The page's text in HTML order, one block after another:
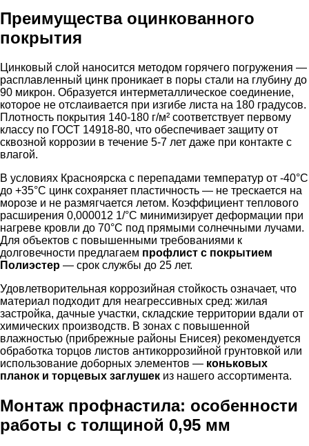
Преимущества оцинкованного
покрытия
Цинковый слой наносится методом горячего погружения —
расплавленный цинк проникает в поры стали на глубину до
90 микрон. Образуется интерметаллическое соединение,
которое не отслаивается при изгибе листа на 180 градусов.
Плотность покрытия 140-180 г/м² соответствует первому
классу по ГОСТ 14918-80, что обеспечивает защиту от
сквозной коррозии в течение 5-7 лет даже при контакте с
влагой.
В условиях Красноярска с перепадами температур от -40°C
до +35°C цинк сохраняет пластичность — не трескается на
морозе и не размягчается летом. Коэффициент теплового
расширения 0,000012 1/°C минимизирует деформации при
нагреве кровли до 70°C под прямыми солнечными лучами.
Для объектов с повышенными требованиями к
долговечности предлагаем профлист с покрытием
Полиэстер — срок службы до 25 лет.
Удовлетворительная коррозийная стойкость означает, что
материал подходит для неагрессивных сред: жилая
застройка, дачные участки, складские территории вдали от
химических производств. В зонах с повышенной
влажностью (прибрежные районы Енисея) рекомендуется
обработка торцов листов антикоррозийной грунтовкой или
использование доборных элементов — коньковых
планок и торцевых заглушек из нашего ассортимента.
Монтаж профнастила: особенности
работы с толщиной 0,95 мм